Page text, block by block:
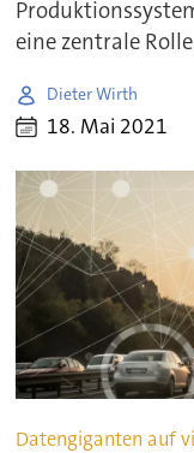
eine zentrale
Dieter Wirth
18. Mai 2021
Datengiganten auf